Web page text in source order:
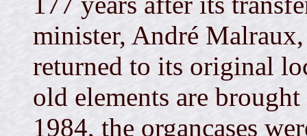
minister, André
returned to its original
old elements are
1984, the organcases